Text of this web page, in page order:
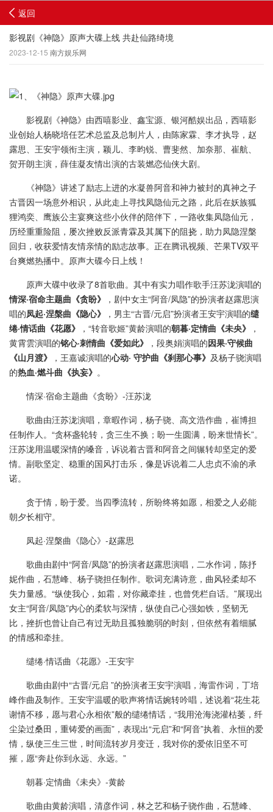
返回
影视剧《神隐》原声大碟上线 共赴仙路绮境
2023-12-15 南方娱乐网
影视剧《神隐》由西嘻影业、鑫宝源、银河酷娱出品，西嘻影
业创始人杨晓培任艺术总监及总制片人，由陈家霖、李才执导，赵
露思、王安宇领衔主演，颖儿、李昀锐、曹斐然、加奈那、崔航、
贺开朗主演，薛佳凝友情出演的古装燃恋仙侠大剧。
《神隐》讲述了励志上进的水凝兽阿音和神力被封的真神之子
古晋因一场意外相识，从此走上寻找凤隐仙元之路，此后在妖族狐
狸鸿奕、鹰族公主宴爽这些小伙伴的陪伴下，一路收集凤隐仙元，
历经重重险阻，屡次挫败反派青霖及其属下的阻挠，助力凤隐涅槃
回归，收获爱情友情亲情的励志故事。正在腾讯视频、芒果TV双平
台爽燃热播中。原声大碟今日上线！
原声大碟中收录了8首歌曲。其中有实力唱作歌手汪苏泷演唱的
情深·宿命主题曲《贪盼》
，剧中女主“阿音/凤隐”的扮演者赵露思演
唱的凤起·涅槃曲《隐心》 ，男主“古晋/元启”扮演者王安宇演唱的缱
绻·情话曲《花愿》
，“转音歌姬”黄龄演唱的朝暮·定情曲《未央》
，
黄霄雲演唱的铭心·刺情曲《爱如此》 ，段奥娟演唱的因果·守候曲
《山月渡》
，王嘉诚演唱的心动· 守护曲《刹那心事》 及杨子骁演唱
的热血·燃斗曲《执妄》 。
情深·宿命主题曲《贪盼》-汪苏泷
歌曲由汪苏泷演唱，章暇作词，杨子骁、高文浩作曲，崔博担
任制作人。“贪杯盏轮转，贪三生不换；盼一生圆满，盼来世情长”。
汪苏泷用温暖深情的嗓音，诉说着古晋和阿音之间辗转却坚定的爱
情。副歌坚定、稳重的国风打击乐，像是诉说着二人忠贞不渝的承
诺。
贪于情，盼于爱。当四季流转，所盼终将如愿，相爱之人必能
朝夕长相守。
凤起·涅槃曲《隐心》-赵露思
歌曲由剧中“阿音/凤隐”的扮演者赵露思演唱，二水作词，陈抒
妮作曲，石慧峰、杨子骁担任制作。歌词充满诗意，曲风轻柔却不
失力量感。“纵使我心，如霜，对你藏牵挂，也曾凭栏自话。”展现出
女主“阿音/凤隐”内心的柔软与深情，纵使自己心强如铁，坚韧无
比，挫折也曾让自己有过无助且孤独脆弱的时刻，但依然有着细腻
的情感和牵挂。
缱绻·情话曲《花愿》-王安宇
歌曲由剧中“古晋/元启 ”的扮演者王安宇演唱，海雷作词，丁培
峰作曲及制作。王安宇温暖的歌声将情话婉转吟唱，述说着“花生花
谢情不移，愿与君心永相依”般的缱绻情话，“我用沧海浇灌枯萎，纤
尘染过桑田，重铸爱的画面”，表现出“元启”和“阿音”执着、永恒的爱
情，纵使三生三世，时间流转岁月变迁，我对你的爱依旧坚不可
摧，愿“奔赴你到永远、永远。”
朝暮·定情曲《未央》-黄龄
歌曲由黄龄演唱，清彦作词，林之艺和杨子骁作曲，石慧峰、